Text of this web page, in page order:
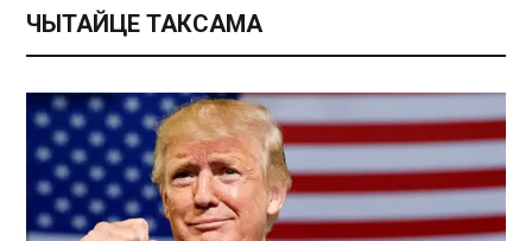
ЧЫТАЙЦЕ ТАКСАМА